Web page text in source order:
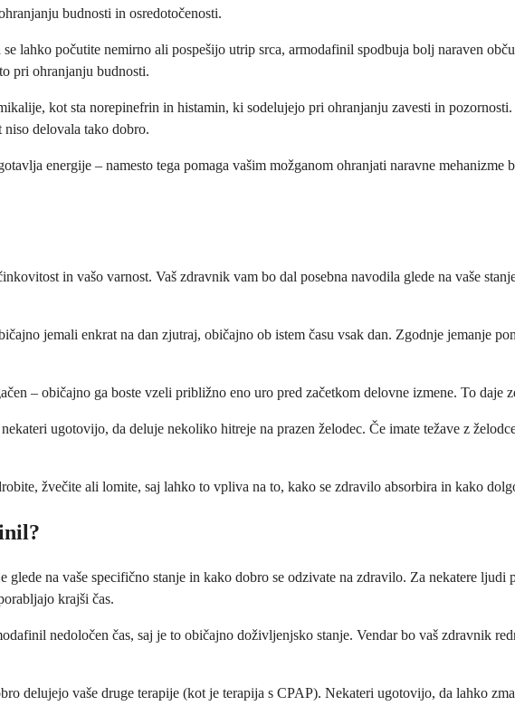
budnosti in osredotočenosti.
lahko počutite nemirno ali pospešijo utrip srca, armodafinil spodbuja bolj naraven
pri ohranjanju budnosti.
kot sta norepinefrin in histamin, ki sodelujejo pri ohranjanju zavesti in
delovala tako dobro.
energije – namesto tega pomaga vašim možganom ohranjati naravne
in vašo varnost. Vaš zdravnik vam bo dal posebna navodila glede na vaše
jemali enkrat na dan zjutraj, običajno ob istem času vsak dan. Zgodnje jemanje
– običajno ga boste vzeli približno eno uro pred začetkom delovne izmene. To
ugotovijo, da deluje nekoliko hitreje na prazen želodec. Če imate težave z
žvečite ali lomite, saj lahko to vpliva na to, kako se zdravilo absorbira in kako
na vaše specifično stanje in kako dobro se odzivate na zdravilo. Za nekatere
krajši čas.
nedoločen čas, saj je to običajno doživljenjsko stanje. Vendar bo vaš zdravnik
delujejo vaše druge terapije (kot je terapija s CPAP). Nekateri ugotovijo, da lahko